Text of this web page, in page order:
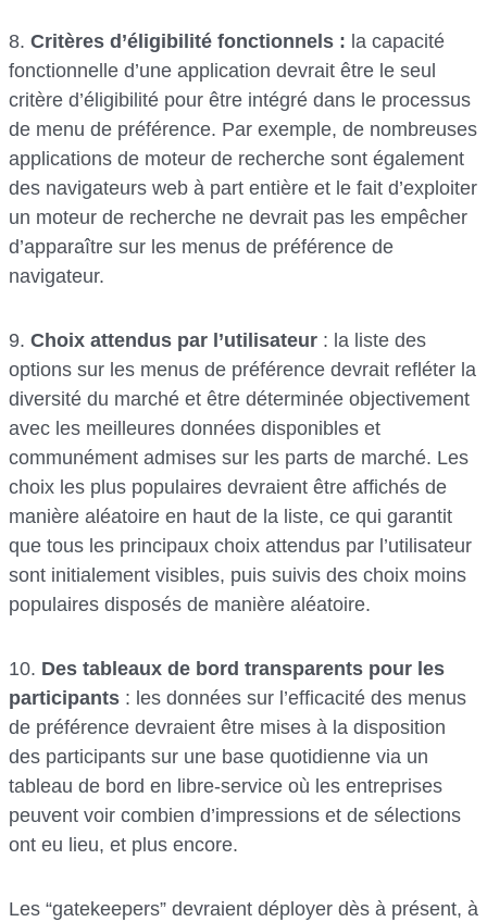
8. Critères d’éligibilité fonctionnels : la capacité
fonctionnelle d’une application devrait être le seul
critère d’éligibilité pour être intégré dans le processus
de menu de préférence. Par exemple, de nombreuses
applications de moteur de recherche sont également
des navigateurs web à part entière et le fait d’exploiter
un moteur de recherche ne devrait pas les empêcher
d’apparaître sur les menus de préférence de
navigateur.
9. Choix attendus par l’utilisateur : la liste des
options sur les menus de préférence devrait refléter la
diversité du marché et être déterminée objectivement
avec les meilleures données disponibles et
communément admises sur les parts de marché. Les
choix les plus populaires devraient être affichés de
manière aléatoire en haut de la liste, ce qui garantit
que tous les principaux choix attendus par l’utilisateur
sont initialement visibles, puis suivis des choix moins
populaires disposés de manière aléatoire.
10. Des tableaux de bord transparents pour les
participants : les données sur l’efficacité des menus
de préférence devraient être mises à la disposition
des participants sur une base quotidienne via un
tableau de bord en libre-service où les entreprises
peuvent voir combien d’impressions et de sélections
ont eu lieu, et plus encore.
Les “gatekeepers” devraient déployer dès à présent, à